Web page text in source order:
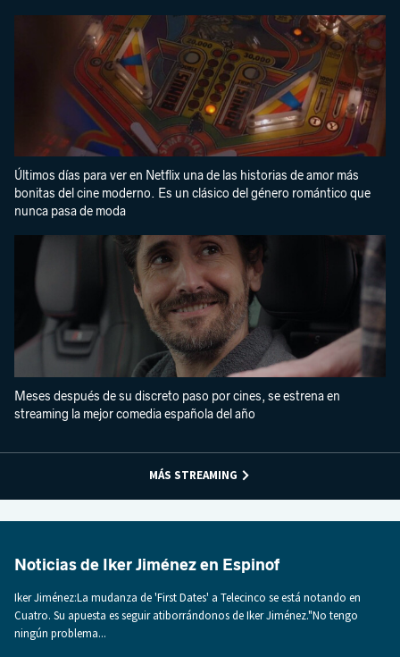
Últimos días para ver en Netflix una de las historias de amor más
bonitas del cine moderno. Es un clásico del género romántico que
nunca pasa de moda
Meses después de su discreto paso por cines, se estrena en
streaming la mejor comedia española del año
MÁS STREAMING
Noticias de Iker Jiménez en Espinof
Iker Jiménez:La mudanza de 'First Dates' a Telecinco se está notando en
Cuatro. Su apuesta es seguir atiborrándonos de Iker Jiménez."No tengo
ningún problema...